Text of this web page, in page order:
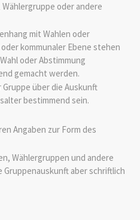
oder andere
mit Wahlen oder
kommunaler Ebene stehen
oder Abstimmung
gemacht werden.
über die Auskunft
bestimmend sein.
Angaben zur Form des
Wählergruppen und andere
Gruppenauskunft aber schriftlich